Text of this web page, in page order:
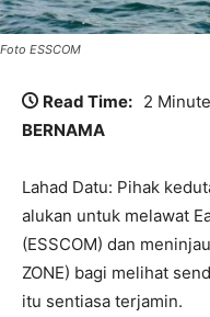
Foto ESSCOM
Read Time: 2
BERNAMA
Lahad Datu: Pihak
alukan untuk melawat
(ESSCOM) dan
ZONE) bagi melihat
itu sentiasa terjamin.